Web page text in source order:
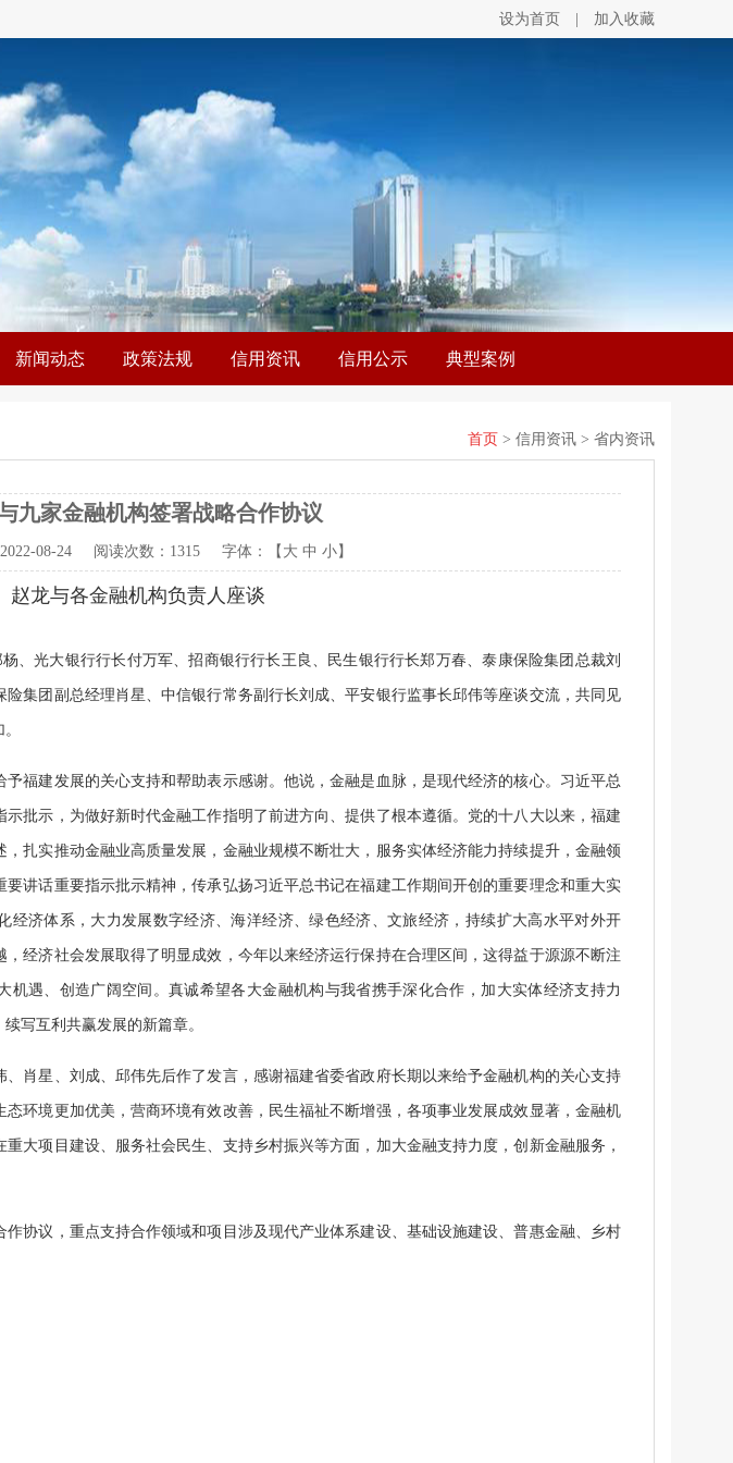
设为首页 加入收藏
新闻动态 政策法规 信用资讯 信用公示 典型案例
首页 > 信用资讯 > 省内资讯
九家金融机构签署战略合作协议
2022-08-24 阅读次数： 1315 字体：【 大 中 小】
赵龙与各金融机构负责人座谈
光大银行行长付万军、招商银行行长王良、民生银行行长郑万春、泰康保险集团总裁刘
集团副总经理肖星、中信银行常务副行长刘成、平安银行监事长邱伟等座谈交流，共同见
建发展的关心支持和帮助表示感谢。他说，金融是血脉，是现代经济的核心。习近平总
批示，为做好新时代金融工作指明了前进方向、提供了根本遵循。党的十八大以来，福建
扎实推动金融业高质量发展，金融业规模不断壮大，服务实体经济能力持续提升，金融领
讲话重要指示批示精神，传承弘扬习近平总书记在福建工作期间开创的重要理念和重大实
经济体系，大力发展数字经济、海洋经济、绿色经济、文旅经济，持续扩大高水平对外开
经济社会发展取得了明显成效，今年以来经济运行保持在合理区间，这得益于源源不断注
机遇、创造广阔空间。真诚希望各大金融机构与我省携手深化合作，加大实体经济支持力
写互利共赢发展的新篇章。
星、刘成、邱伟先后作了发言，感谢福建省委省政府长期以来给予金融机构的关心支持
环境更加优美，营商环境有效改善，民生福祉不断增强，各项事业发展成效显著，金融机
大项目建设、服务社会民生、支持乡村振兴等方面，加大金融支持力度，创新金融服务，
议，重点支持合作领域和项目涉及现代产业体系建设、基础设施建设、普惠金融、乡村